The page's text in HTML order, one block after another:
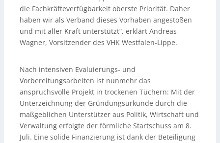
die Fachkräfteverfügbarkeit oberste Priorität. Daher
haben wir als Verband dieses Vorhaben angestoßen
und mit aller Kraft unterstützt“, erklärt Andreas
Wagner, Vorsitzender des VHK Westfalen-Lippe.
Nach intensiven Evaluierungs- und
Vorbereitungsarbeiten ist nunmehr das
anspruchsvolle Projekt in trockenen Tüchern: Mit der
Unterzeichnung der Gründungsurkunde durch die
maßgeblichen Unterstützer aus Politik, Wirtschaft und
Verwaltung erfolgte der förmliche Startschuss am 8.
Juli. Eine solide Finanzierung ist dank der Beteiligung